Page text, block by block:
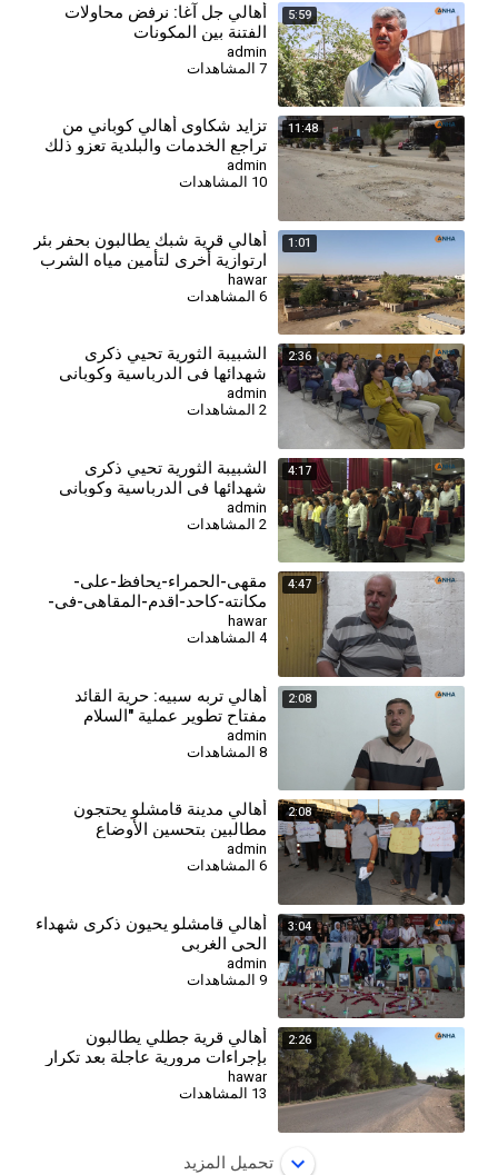
5:59
أهالي جل آغا: نرفض محاولات
الفتنة بين المكونات
admin
7 المشاهدات
11:48
⁣تزايد شكاوى أهالي كوباني من
تراجع الخدمات والبلدية تعزو ذلك
لغياب الدعم
admin
1:01
أهالي قرية شبك يطالبون بحفر بئر
ارتوازية أخرى لتأمين مياه الشرب
hawar
6 المشاهدات
2:36
الشبيبة الثورية تحيي ذكرى
شهدائها في الدرباسية وكوباني
وتؤكد مواصلة مسيرة النضال-
درباسية
admin
4:17
⁣الشبيبة الثورية تحيي ذكرى
شهدائها في الدرباسية وكوباني
وتؤكد مواصلة مسيرة النضال-
كوباني
admin
2 المشاهدات
4:47
مقهى-الحمراء-يحافظ-على-
مكانته-كاحد-اقدم-المقاهي-في-
الدرباسية-2026-7-28
hawar
2:08
⁣أهالي تربه سبيه: حرية القائد
مفتاح تطوير عملية "السلام
والمجتمع الديمقراطي"
admin
2:08
أهالي مدينة قامشلو يحتجون
مطالبين بتحسين الأوضاع
المعيشية والخدمية
admin
3:04
⁣أهالي قامشلو يحيون ذكرى شهداء
الحي الغربي
admin
9 المشاهدات
2:26
أهالي قرية جطلي يطالبون
بإجراءات مرورية عاجلة بعد تكرار
الحوادث
hawar
تحميل المزيد